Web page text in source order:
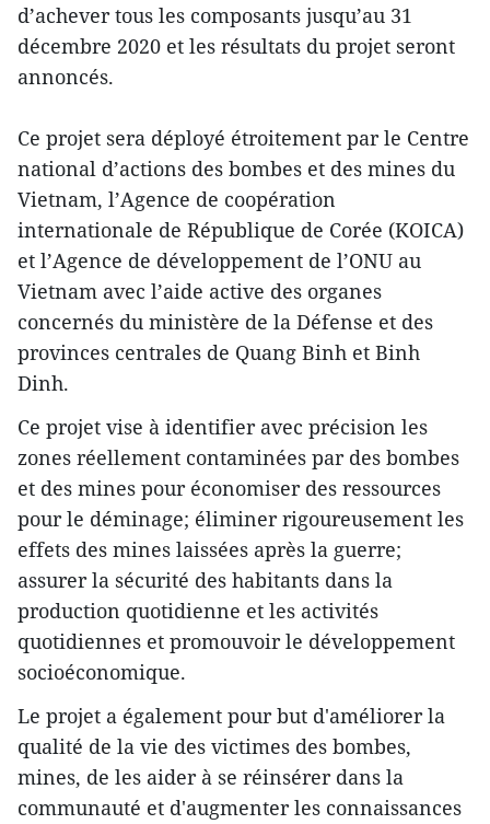
d’achever tous les composants jusqu’au 31
décembre 2020 et les résultats du projet seront
annoncés.
Ce projet sera déployé étroitement par le Centre
national d’actions des bombes et des mines du
Vietnam, l’Agence de coopération
internationale de République de Corée (KOICA)
et l’Agence de développement de l’ONU au
Vietnam avec l’aide active des organes
concernés du ministère de la Défense et des
provinces centrales de Quang Binh et Binh
Dinh.
Ce projet vise à identifier avec précision les
zones réellement contaminées par des bombes
et des mines pour économiser des ressources
pour le déminage; éliminer rigoureusement les
effets des mines laissées après la guerre;
assurer la sécurité des habitants dans la
production quotidienne et les activités
quotidiennes et promouvoir le développement
socioéconomique.
Le projet a également pour but d'améliorer la
qualité de la vie des victimes des bombes,
mines, de les aider à se réinsérer dans la
communauté et d'augmenter les connaissances